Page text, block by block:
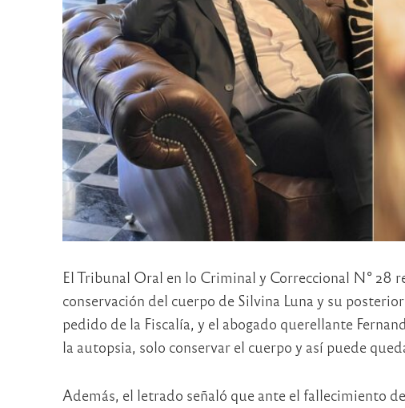
El Tribunal Oral en lo Criminal y Correccional N° 28
conservación del cuerpo de Silvina Luna y su
pedido de la Fiscalía, y el abogado querellante
la autopsia, solo conservar el cuerpo y así puede
Además, el letrado señaló que ante el fallecimiento